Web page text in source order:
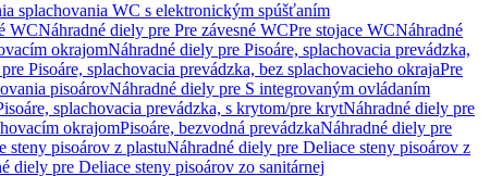
splachovania WC s elektronickým spúšťaním
WCNáhradné diely pre Pre závesné WCPre stojace WCNáhradné
okrajomNáhradné diely pre Pisoáre, splachovacia prevádzka,
Pisoáre, splachovacia prevádzka, bez splachovacieho okrajaPre
pisoárovNáhradné diely pre S integrovaným ovládaním
splachovacia prevádzka, s krytom/pre krytNáhradné diely pre
okrajomPisoáre, bezvodná prevádzkaNáhradné diely pre
steny pisoárov z plastuNáhradné diely pre Deliace steny pisoárov z
diely pre Deliace steny pisoárov zo sanitárnej